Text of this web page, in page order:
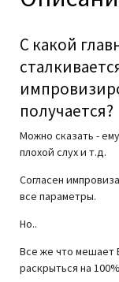
С какой
получается?
Можно сказать -
плохой слух и т.д.
Согласен
все параметры.
Но..
Все же что мешает
раскрыться на